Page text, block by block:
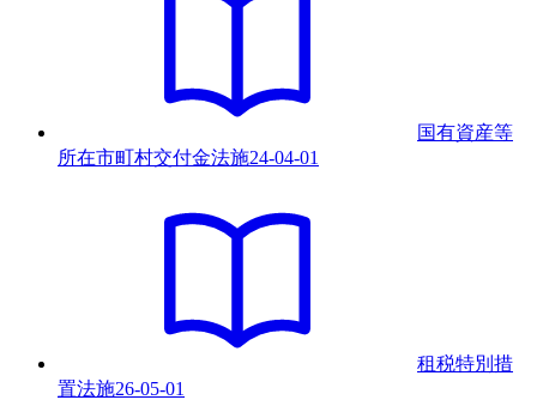
国有資産等
所在市町村交付金法施24-04-01
租税特別措
置法施26-05-01